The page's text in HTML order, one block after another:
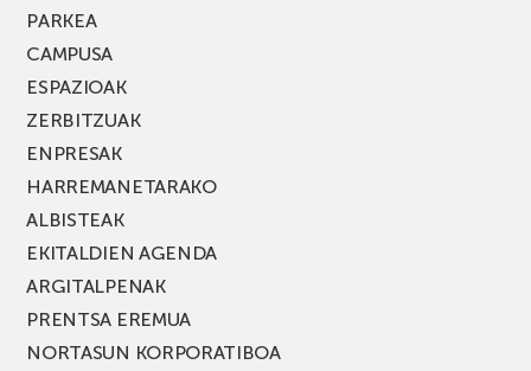
PARKEA
CAMPUSA
ESPAZIOAK
ZERBITZUAK
ENPRESAK
HARREMANETARAKO
ALBISTEAK
EKITALDIEN AGENDA
ARGITALPENAK
PRENTSA EREMUA
NORTASUN KORPORATIBOA